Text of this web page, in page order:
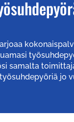
samalta
jo